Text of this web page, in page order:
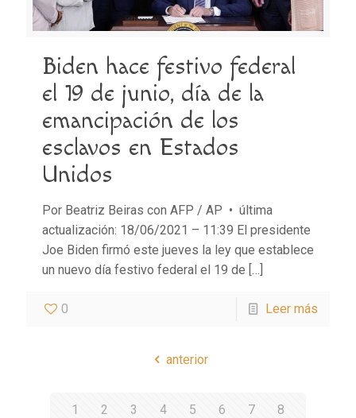
Biden hace festivo federal
el 19 de junio, día de la
emancipación de los
esclavos en Estados
Unidos
Por Beatriz Beiras con AFP / AP • última
actualización: 18/06/2021 – 11:39 El presidente
Joe Biden firmó este jueves la ley que establece
un nuevo día festivo federal el 19 de […]
0 Leer más
anterior
1 2 3 4 5 6 7
8